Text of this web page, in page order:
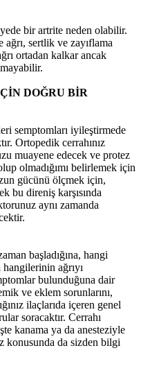
bir artrite neden olabilir.
sertlik ve zayıflama
ortadan kalkar ancak
DOĞRU BİR
semptomları iyileştirmede
Ortopedik cerrahınız
muayene edecek ve protez
olmadığımı belirlemek için
gücünü ölçmek için,
bu direniş karşısında
aynı zamanda
başladığına, hangi
ağrıyı
bulunduğuna dair
ve eklem sorunlarını,
ilaçlarıda içeren genel
soracaktır. Cerrahı
kanama ya da anesteziyle
konusunda da sizden bilgi